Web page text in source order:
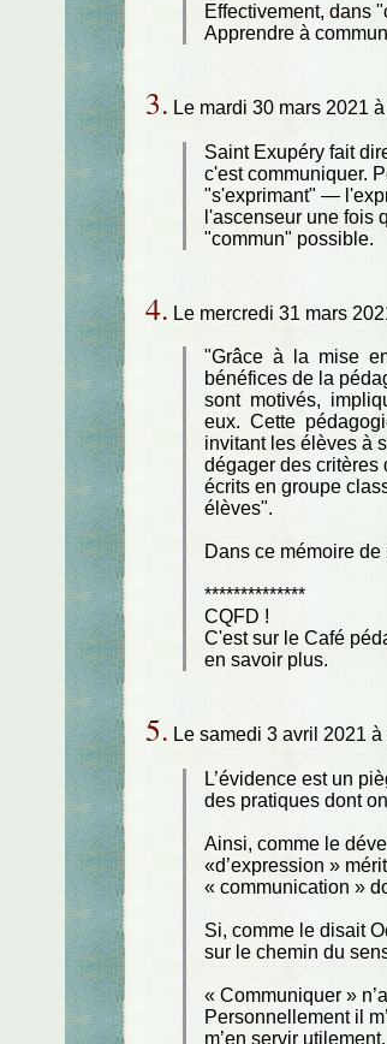
Effectivement, dans
Apprendre à
3. Le mardi 30 mars 2021
Saint Exupéry fait
c'est communiquer.
"s'exprimant" —
l'ascenseur une fois
"commun" possible.
4. Le mercredi 31 mars
"Grâce à la mise
bénéfices de la
sont motivés,
eux. Cette
invitant les élèves à
dégager des critères
écrits en groupe
élèves".
Dans ce mémoire
**************
CQFD !
C'est sur le Café
en savoir plus.
5. Le samedi 3 avril 2021
L’évidence est un
des pratiques dont
Ainsi, comme le
«d’expression »
« communication »
Si, comme le disait
sur le chemin du
« Communiquer »
Personnellement il
m’en servir utilement.